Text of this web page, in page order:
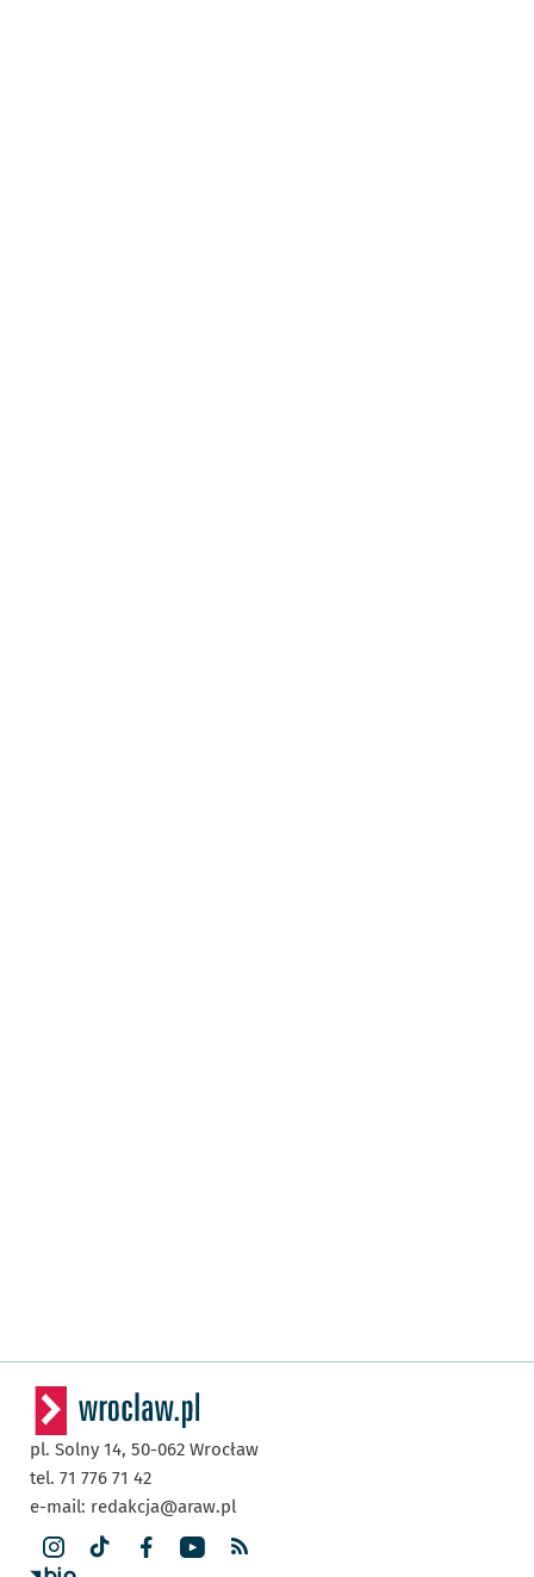
pl. Solny 14, 50-062 Wrocław
tel. 71 776 71 42
e-mail: redakcja@araw.pl